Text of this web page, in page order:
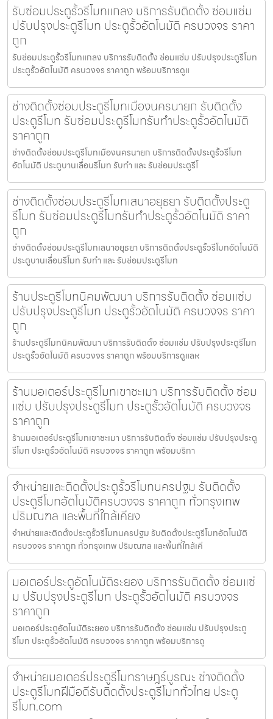
รับซ่อมประตูรั้วรีโมทแกลง บริการรับติดตั้ง ซ่อมแซ่ม
ปรับปรุงประตูรีโมท ประตูรั้วอัตโนมัติ ครบวงจร ราคา
ถูก
รับซ่อมประตูรั้วรีโมทแกลง บริการรับติดตั้ง ซ่อมแซ่ม ปรับปรุงประตูรีโมท
ประตูรั้วอัตโนมัติ ครบวงจร ราคาถูก พร้อมบริการดูแ
ช่างติดตั้งซ่อมประตูรีโมทเมืองนครนายก รับติดตั้ง
ประตูรีโมท รับซ่อมประตูรีโมทรับทำประตูรั้วอัตโนมัติ
ราคาถูก
ช่างติดตั้งซ่อมประตูรีโมทเมืองนครนายก บริการติดตั้งประตูรั้วรีโมท
อัตโนมัติ ประตูบานเลื่อนรีโมท รับทำ และ รับซ่อมประตูรีโ
ช่างติดตั้งซ่อมประตูรีโมทเสนาอยุธยา รับติดตั้งประตู
รีโมท รับซ่อมประตูรีโมทรับทำประตูรั้วอัตโนมัติ ราคา
ถูก
ช่างติดตั้งซ่อมประตูรีโมทเสนาอยุธยา บริการติดตั้งประตูรั้วรีโมทอัตโนมัติ
ประตูบานเลื่อนรีโมท รับทำ และ รับซ่อมประตูรีโมท
ร้านประตูรีโมทนิคมพัฒนา บริการรับติดตั้ง ซ่อมแซ่ม
ปรับปรุงประตูรีโมท ประตูรั้วอัตโนมัติ ครบวงจร ราคา
ถูก
ร้านประตูรีโมทนิคมพัฒนา บริการรับติดตั้ง ซ่อมแซ่ม ปรับปรุงประตูรีโมท
ประตูรั้วอัตโนมัติ ครบวงจร ราคาถูก พร้อมบริการดูแลห
ร้านมอเตอร์ประตูรีโมทเขาชะเมา บริการรับติดตั้ง ซ่อม
แซ่ม ปรับปรุงประตูรีโมท ประตูรั้วอัตโนมัติ ครบวงจร
ราคาถูก
ร้านมอเตอร์ประตูรีโมทเขาชะเมา บริการรับติดตั้ง ซ่อมแซ่ม ปรับปรุงประตู
รีโมท ประตูรั้วอัตโนมัติ ครบวงจร ราคาถูก พร้อมบริกา
จำหน่ายและติดตั้งประตูรั้วรีโมทนครปฐม รับติดตั้ง
ประตูรีโมทอัตโนมัติครบวงจร ราคาถูก ทั่วกรุงเทพ
ปริมณฑล และพื้นที่ใกล้เคียง
จำหน่ายและติดตั้งประตูรั้วรีโมทนครปฐม รับติดตั้งประตูรีโมทอัตโนมัติ
ครบวงจร ราคาถูก ทั่วกรุงเทพ ปริมณฑล และพื้นที่ใกล้เคี
มอเตอร์ประตูอัตโนมัติระยอง บริการรับติดตั้ง ซ่อมแซ่
ม ปรับปรุงประตูรีโมท ประตูรั้วอัตโนมัติ ครบวงจร
ราคาถูก
มอเตอร์ประตูอัตโนมัติระยอง บริการรับติดตั้ง ซ่อมแซ่ม ปรับปรุงประตู
รีโมท ประตูรั้วอัตโนมัติ ครบวงจร ราคาถูก พร้อมบริการดู
จำหน่ายมอเตอร์ประตูรีโมทราษฎร์บูรณะ ช่างติดตั้ง
ประตูรีโมทฝีมือดีรับติดตั้งประตูรีโมททั่วไทย ประตู
รีโมท.com